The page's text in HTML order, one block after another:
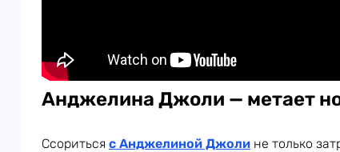
Анджелина Джоли — метает
Ссориться с Анджелиной Джоли не только